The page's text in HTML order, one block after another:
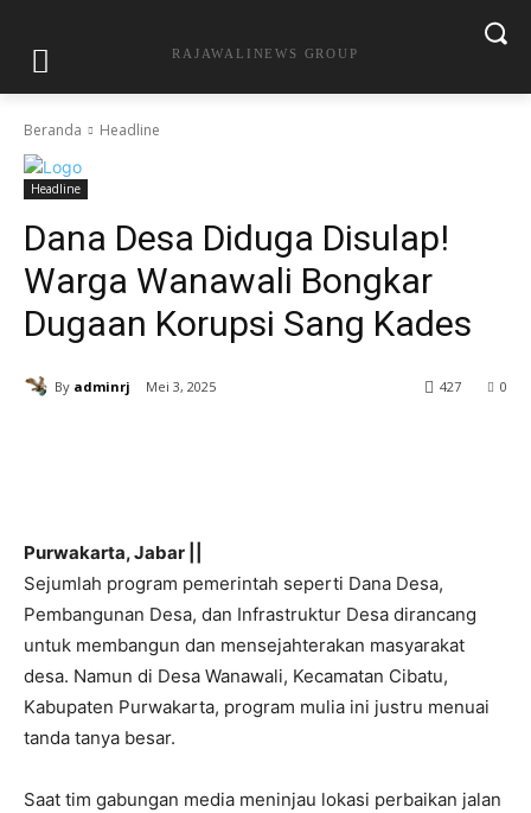
RAJAWALINEWS GROUP
Beranda Headline
Headline
Dana Desa Diduga Disulap!
Warga Wanawali Bongkar
Dugaan Korupsi Sang Kades
By adminrj Mei 3, 2025 0
427
Purwakarta, Jabar ||
Sejumlah program pemerintah seperti Dana Desa,
Pembangunan Desa, dan Infrastruktur Desa dirancang
untuk membangun dan mensejahterakan masyarakat
desa. Namun di Desa Wanawali, Kecamatan Cibatu,
Kabupaten Purwakarta, program mulia ini justru menuai
tanda tanya besar.
Saat tim gabungan media meninjau lokasi perbaikan jalan